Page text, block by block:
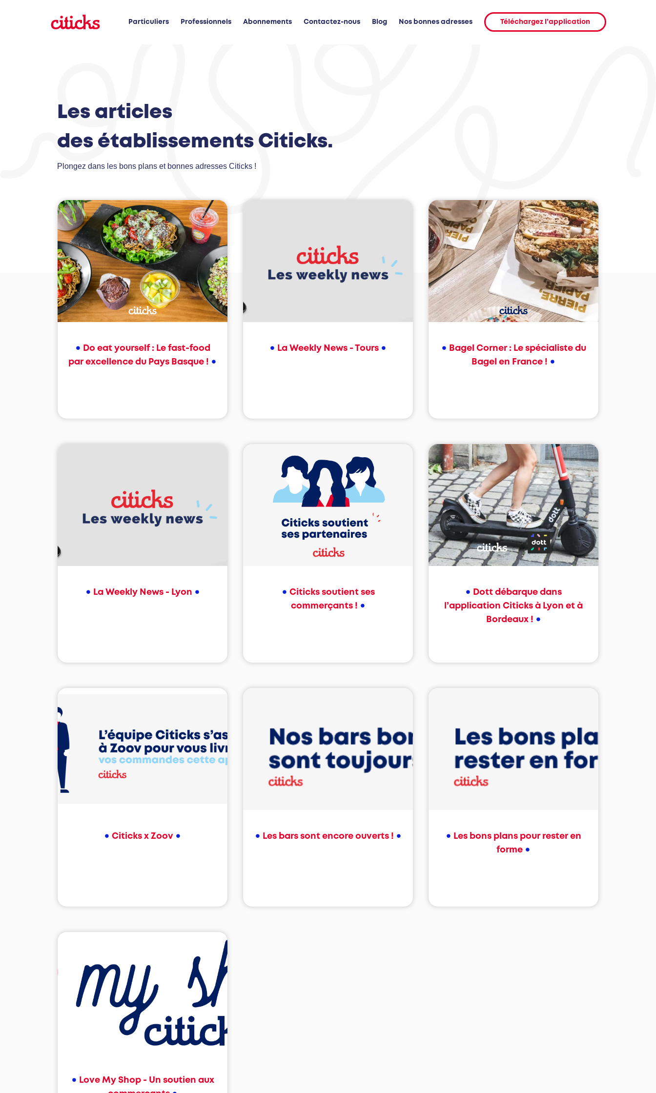
Particuliers Professionnels Abonnements Contactez-nous Blog Nos bonnes adresses Téléchargez l’application
Les articles
des établissements Citicks.
Plongez dans les bons plans et bonnes adresses Citicks !
• Do eat yourself : Le fast-food
par excellence du Pays Basque ! •
• La Weekly News - Tours • • Bagel Corner : Le spécialiste du
Bagel en France ! •
• La Weekly News - Lyon • • Citicks soutient ses
commerçants ! •
•
Dott débarque dans
l’application Citicks à Lyon et à
Bordeaux ! •
• Citicks x Zoov • • Les bars sont encore ouverts ! • •
Les bons plans pour rester en
forme •
• Love My Shop - Un soutien aux